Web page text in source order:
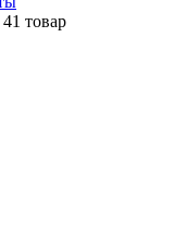
41 товар